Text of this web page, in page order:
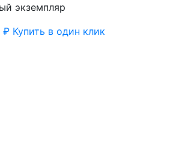
экземпляр
₽ Купить в один клик